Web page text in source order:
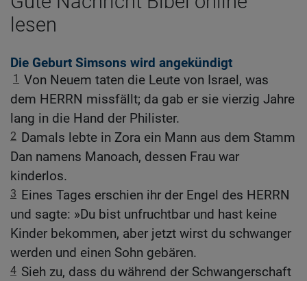
lesen
Die Geburt Simsons wird angekündigt
1 Von Neuem taten die Leute von Israel, was
dem HERRN missfällt; da gab er sie vierzig Jahre
lang in die Hand der Philister.
2 Damals lebte in Zora ein Mann aus dem Stamm
Dan namens Manoach, dessen Frau war
kinderlos.
3 Eines Tages erschien ihr der Engel des HERRN
und sagte: »Du bist unfruchtbar und hast keine
Kinder bekommen, aber jetzt wirst du schwanger
werden und einen Sohn gebären.
4 Sieh zu, dass du während der Schwangerschaft